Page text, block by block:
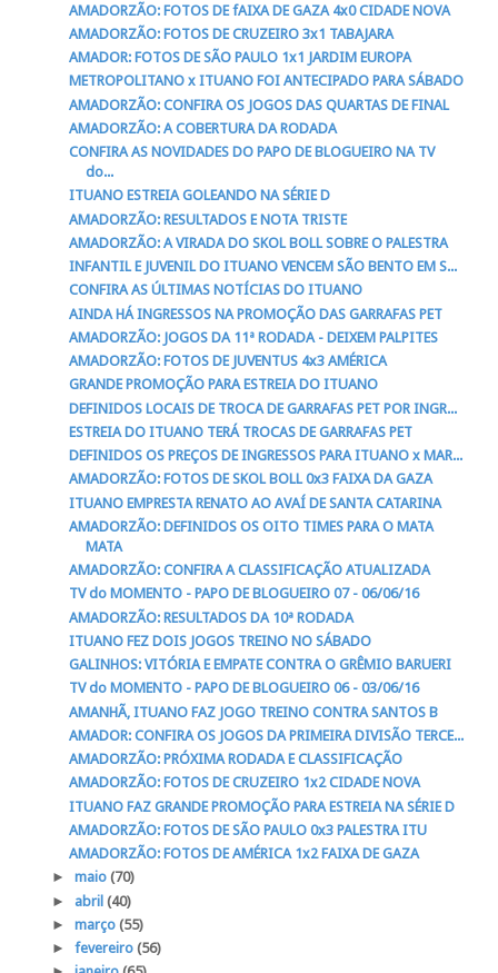
AMADORZÃO: FOTOS DE fAIXA DE GAZA 4x0 CIDADE NOVA
AMADORZÃO: FOTOS DE CRUZEIRO 3x1 TABAJARA
AMADOR: FOTOS DE SÃO PAULO 1x1 JARDIM EUROPA
METROPOLITANO x ITUANO FOI ANTECIPADO PARA SÁBADO
AMADORZÃO: CONFIRA OS JOGOS DAS QUARTAS DE FINAL
AMADORZÃO: A COBERTURA DA RODADA
CONFIRA AS NOVIDADES DO PAPO DE BLOGUEIRO NA TV
do...
ITUANO ESTREIA GOLEANDO NA SÉRIE D
AMADORZÃO: RESULTADOS E NOTA TRISTE
AMADORZÃO: A VIRADA DO SKOL BOLL SOBRE O PALESTRA
INFANTIL E JUVENIL DO ITUANO VENCEM SÃO BENTO EM S...
CONFIRA AS ÚLTIMAS NOTÍCIAS DO ITUANO
AINDA HÁ INGRESSOS NA PROMOÇÃO DAS GARRAFAS PET
AMADORZÃO: JOGOS DA 11ª RODADA - DEIXEM PALPITES
AMADORZÃO: FOTOS DE JUVENTUS 4x3 AMÉRICA
GRANDE PROMOÇÃO PARA ESTREIA DO ITUANO
DEFINIDOS LOCAIS DE TROCA DE GARRAFAS PET POR INGR...
ESTREIA DO ITUANO TERÁ TROCAS DE GARRAFAS PET
DEFINIDOS OS PREÇOS DE INGRESSOS PARA ITUANO x MAR...
AMADORZÃO: FOTOS DE SKOL BOLL 0x3 FAIXA DA GAZA
ITUANO EMPRESTA RENATO AO AVAÍ DE SANTA CATARINA
AMADORZÃO: DEFINIDOS OS OITO TIMES PARA O MATA
MATA
AMADORZÃO: CONFIRA A CLASSIFICAÇÃO ATUALIZADA
TV do MOMENTO - PAPO DE BLOGUEIRO 07 - 06/06/16
AMADORZÃO: RESULTADOS DA 10ª RODADA
ITUANO FEZ DOIS JOGOS TREINO NO SÁBADO
GALINHOS: VITÓRIA E EMPATE CONTRA O GRÊMIO BARUERI
TV do MOMENTO - PAPO DE BLOGUEIRO 06 - 03/06/16
AMANHÃ, ITUANO FAZ JOGO TREINO CONTRA SANTOS B
AMADOR: CONFIRA OS JOGOS DA PRIMEIRA DIVISÃO TERCE...
AMADORZÃO: PRÓXIMA RODADA E CLASSIFICAÇÃO
AMADORZÃO: FOTOS DE CRUZEIRO 1x2 CIDADE NOVA
ITUANO FAZ GRANDE PROMOÇÃO PARA ESTREIA NA SÉRIE D
AMADORZÃO: FOTOS DE SÃO PAULO 0x3 PALESTRA ITU
AMADORZÃO: FOTOS DE AMÉRICA 1x2 FAIXA DE GAZA
► maio (70)
► abril (40)
► março (55)
► fevereiro (56)